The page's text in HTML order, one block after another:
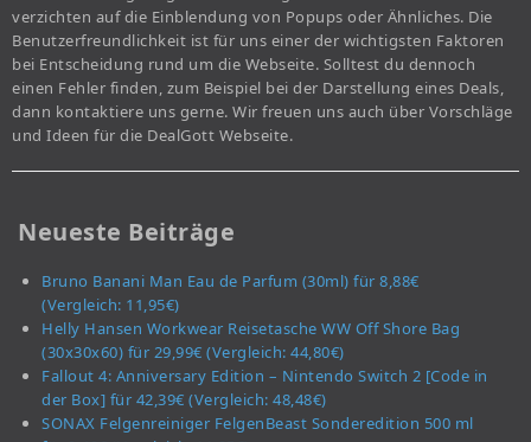
verzichten auf die Einblendung von Popups oder Ähnliches. Die
Benutzerfreundlichkeit ist für uns einer der wichtigsten Faktoren
bei Entscheidung rund um die Webseite. Solltest du dennoch
einen Fehler finden, zum Beispiel bei der Darstellung eines Deals,
dann kontaktiere uns gerne. Wir freuen uns auch über Vorschläge
und Ideen für die DealGott Webseite.
Neueste Beiträge
Bruno Banani Man Eau de Parfum (30ml) für 8,88€
(Vergleich: 11,95€)
Helly Hansen Workwear Reisetasche WW Off Shore Bag
(30x30x60) für 29,99€ (Vergleich: 44,80€)
Fallout 4: Anniversary Edition – Nintendo Switch 2 [Code in
der Box] für 42,39€ (Vergleich: 48,48€)
SONAX Felgenreiniger FelgenBeast Sonderedition 500 ml